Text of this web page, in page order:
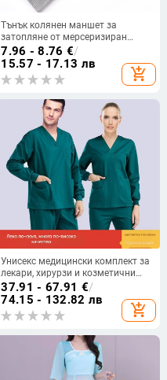
Тънък колянен маншет за
затопляне от мерсеризиран
памук, за възрастни, унисекс,
Velvet Wolf, Есен 2024
7.96 - 8.76 €/
15.57 - 17.13 лв
add_shopping_cart
Унисекс медицински комплект за
лекари, хирурзи и козметични
зъболекари — радиозащитен,
Chenille-спандекс смесена
материя, къс или 3/4 ръкав,
панталони с капри дължина
37.91 - 67.91 €/
74.15 - 132.82 лв
add_shopping_cart